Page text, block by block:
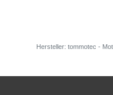
Hersteller: tommotec -